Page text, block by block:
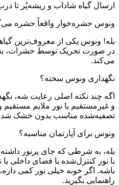
ارسال گیاه شاداب و ریشه‌پُر تا
ونوس حشره‌خوار واقعاً حشره
بله! ونوس یکی از معروف‌ترین
در صورت تحریک توسط حشرات،
می‌کند.
نگهداری ونوس سخته؟
اگه چند نکته اصلی رعایت شه،
و غیرمستقیم یا نور ملایم مستقیم
تصفیه‌شده مناسب بدون خشک
ونوس برای آپارتمان مناسبه؟
بله، به شرطی که جای پرنور داشته
با نور کنترل‌شده یا فضای داخلی
باشه. اگر خونه خیلی نور کمی
راهنمایی بگیرید.